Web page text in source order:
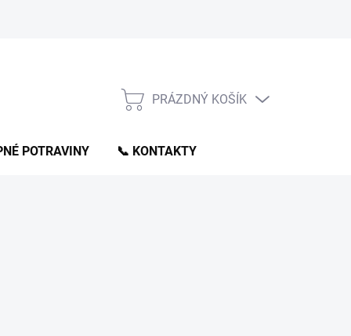
NÁKUPNÍ
PRÁZDNÝ KOŠÍK
POTRAVINY 📞 KONTAKTY